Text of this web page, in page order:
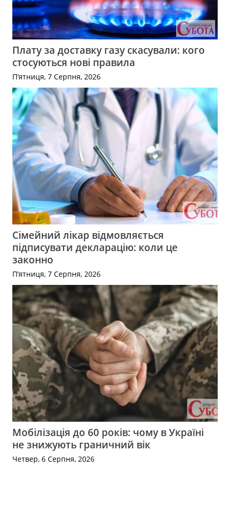
Плату за доставку газу скасували: кого
стосуються нові правила
П’ятниця, 7 Серпня, 2026
Сімейний лікар відмовляється
підписувати декларацію: коли це
законно
П’ятниця, 7 Серпня, 2026
Мобілізація до 60 років: чому в Україні
не знижують граничний вік
Четвер, 6 Серпня, 2026